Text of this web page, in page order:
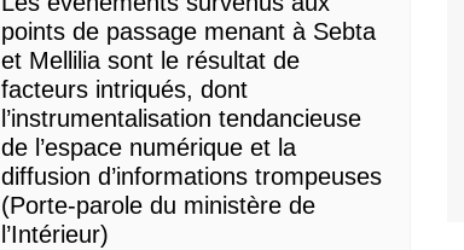
points de passage menant à Sebta
et Mellilia sont le résultat de
facteurs intriqués, dont
l’instrumentalisation tendancieuse
de l’espace numérique et la
diffusion d’informations trompeuses
(Porte-parole du ministère de
l’Intérieur)